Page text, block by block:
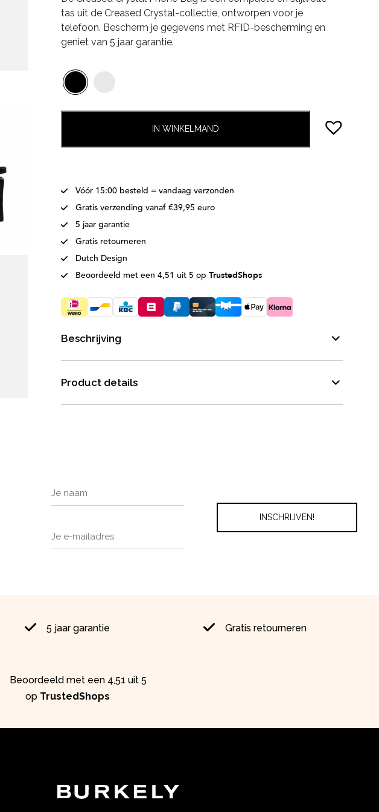
€69.95.€55.96.
tas uit de Creased Crystal-collectie, ontworpen voor je
telefoon. Bescherm je gegevens met RFID-bescherming en
geniet van 5 jaar garantie.
IN WINKELMAND
Vóór 15:00 besteld = vandaag verzonden
Gratis verzending vanaf €39,95 euro
5 jaar garantie
Gratis retourneren
Dutch Design
Beoordeeld met een 4,51 uit 5 opTrustedShops
Beschrijving
Product details
5 jaar garantie Gratis retourneren
Beoordeeld met een 4,51 uit 5
op TrustedShops